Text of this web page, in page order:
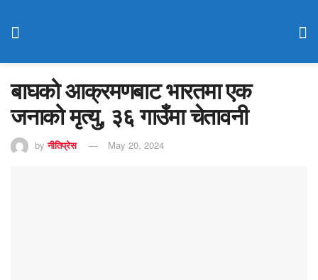
बाघको आक्रमणबाट भारतमा एक
जनाको मृत्यु, ३६ गाउँमा चेतावनी
by नीतिप्रेस May 20, 2024